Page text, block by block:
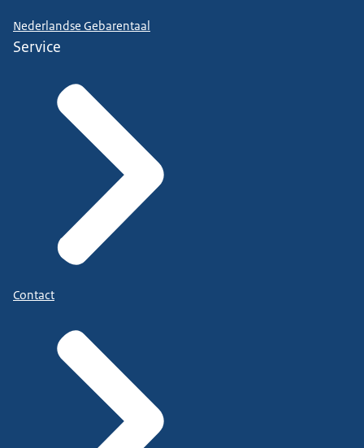
Nederlandse Gebarentaal
Service
Contact